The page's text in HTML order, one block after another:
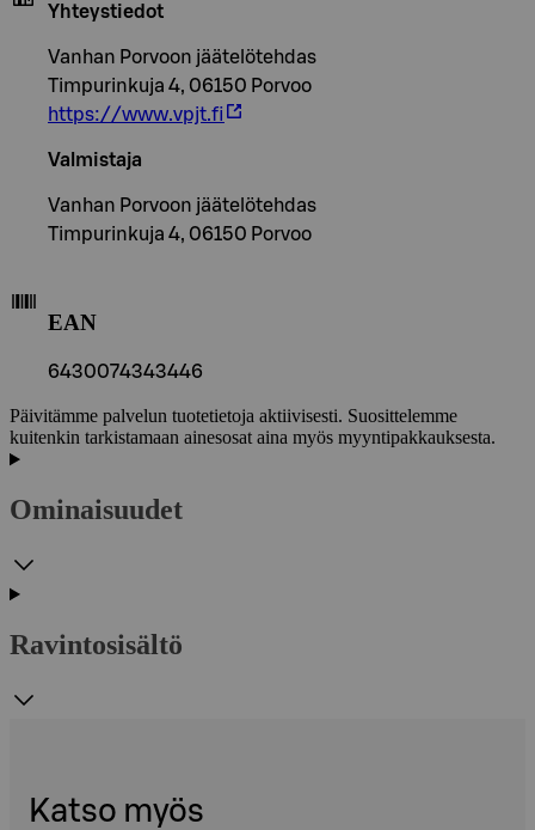
Yhteystiedot
Vanhan Porvoon jäätelötehdas
Timpurinkuja 4, 06150 Porvoo
https://www.vpjt.fi
Valmistaja
Vanhan Porvoon jäätelötehdas
Timpurinkuja 4, 06150 Porvoo
EAN
6430074343446
Päivitämme palvelun tuotetietoja aktiivisesti. Suosittelemme
kuitenkin tarkistamaan ainesosat aina myös myyntipakkauksesta.
Ominaisuudet
Ravintosisältö
Katso myös